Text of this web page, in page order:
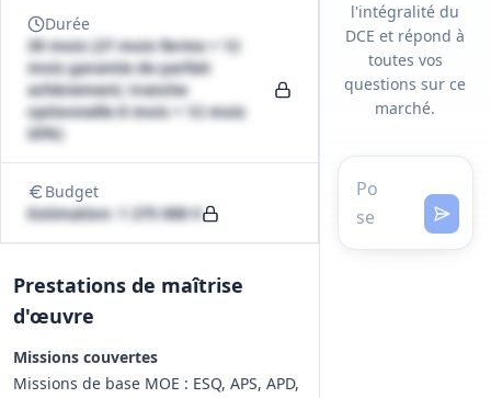
Durée
39 mois (27 mois ferme + 12
mois garantie de parfait
achèvement; tranche
optionnelle 8 mois + 12 mois
GPA)
Budget
Estimation: 1 275 000 €
Prestations de maîtrise
d'œuvre
Missions couvertes
Missions de base MOE : ESQ, APS, APD,
l'intégralité du
DCE et répond à
toutes vos
questions sur ce
marché.